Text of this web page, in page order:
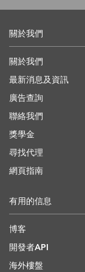
關於我們
關於我們
最新消息及資訊
廣告查詢
聯絡我們
獎學金
尋找代理
網頁指南
有用的信息
博客
開發者API
海外樓盤